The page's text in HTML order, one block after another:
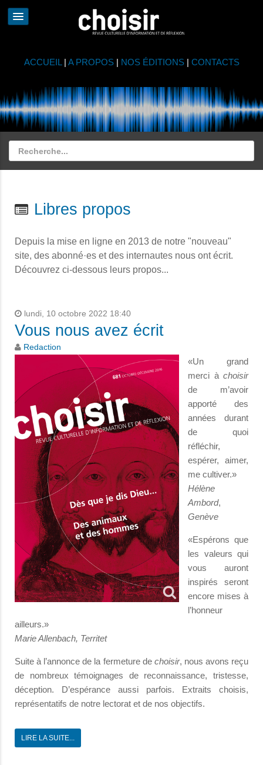
ACCUEIL | A PROPOS| NOS ÉDITIONS| CONTACTS
Libres propos
Depuis la mise en ligne en 2013 de notre "nouveau"
site, des abonné·es et des internautes nous ont écrit.
Découvrez ci-dessous leurs propos...
lundi, 10 octobre 2022 18:40
Vous nous avez écrit
Redaction
«Un grand
merci à choisir
de m’avoir
apporté des
années durant
de quoi
réfléchir,
espérer, aimer,
me cultiver.»
Hélène
Ambord,
Genève
«Espérons que
les valeurs qui
vous auront
inspirés seront
encore mises à
l’honneur
ailleurs.»
Marie Allenbach, Territet
Suite à l’annonce de la fermeture de choisir, nous avons reçu
de nombreux témoignages de reconnaissance, tristesse,
déception. D’espérance aussi parfois. Extraits choisis,
représentatifs de notre lectorat et de nos objectifs.
LIRE LA SUITE...